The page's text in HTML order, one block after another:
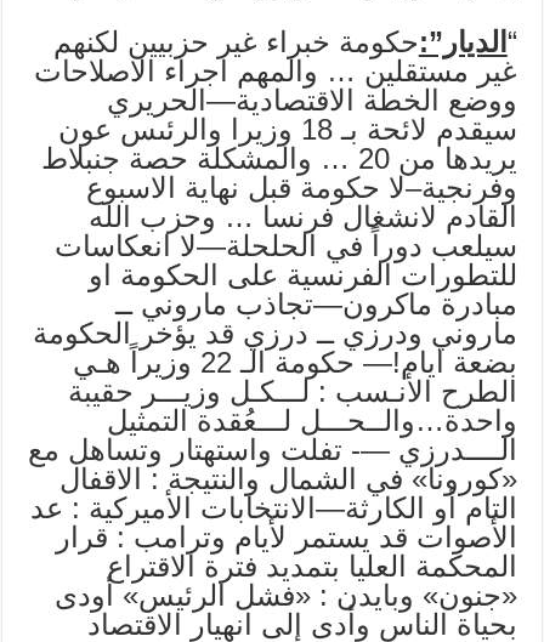
“ الديار”:حكومة خبراء غير حزبيين لكنهم
غير مستقلين … والمهم اجراء الاصلاحات
ووضع الخطة الاقتصادية—الحريري
سيقدم لائحة بـ 18 وزيرا والرئىس عون
يريدها من 20 … والمشكلة حصة جنبلاط
وفرنجية–لا حكومة قبل نهاية الاسبوع
القادم لانشغال فرنسا … وحزب الله
سيلعب دوراً في الحلحلة—لا انعكاسات
للتطورات الفرنسية على الحكومة او
مبادرة ماكرون—تجاذب ماروني ــ
ماروني ودرزي ــ درزي قد يؤخر الحكومة
بضعة ايام!— حكومة الـ 22 وزيراً هـي
الطرح الأنـسب : لـــكـل وزيـــر حقيبة
واحدة…والــحـــل لـــعُقدة التمثيل
الــــدرزي —- تفلت واستهتار وتساهل مع
«كورونا» في الشمال والنتيجة : الاقفال
التام أو الكارثة—الانتخابات الأميركية : عد
الأصوات قد يستمر لأيام وترامب : قرار
المحكمة العليا بتمديد فترة الاقتراع
«جنون» وبايدن : «فشل الرئيس» أودى
بحياة الناس وأدى إلى انهيار الاقتصاد